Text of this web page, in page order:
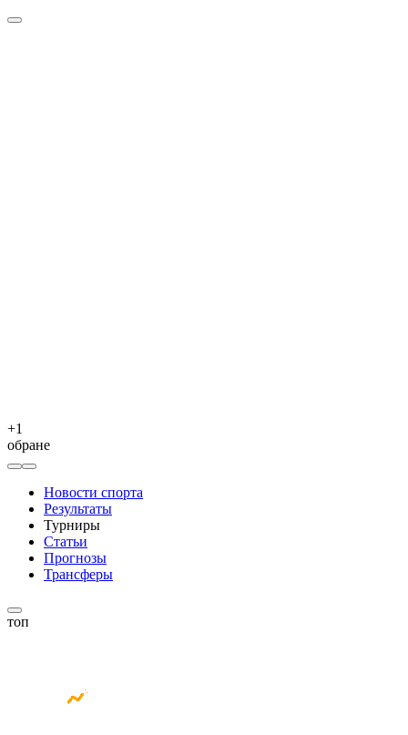
+1
обране
Новости спорта
Результаты
Турниры
Статьи
Прогнозы
Трансферы
топ